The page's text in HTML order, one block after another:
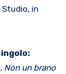
Studio, in
Non un brano